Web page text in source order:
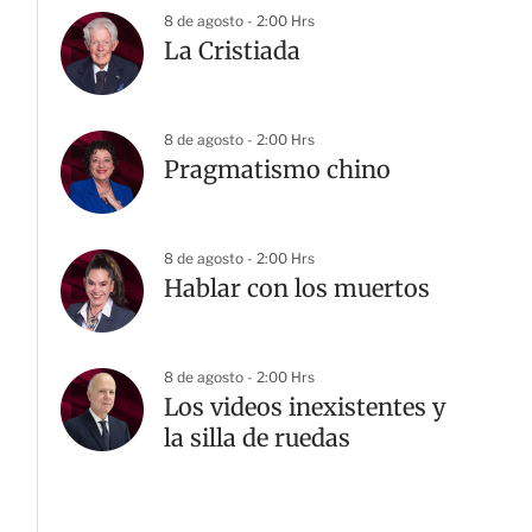
8 de agosto - 2:00 Hrs
La Cristiada
8 de agosto - 2:00 Hrs
Pragmatismo chino
8 de agosto - 2:00 Hrs
Hablar con los muertos
8 de agosto - 2:00 Hrs
Los videos inexistentes y
la silla de ruedas